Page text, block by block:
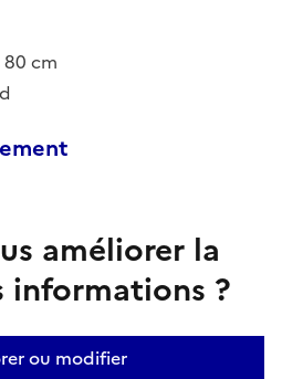
cm
améliorer la
informations ?
ou modifier